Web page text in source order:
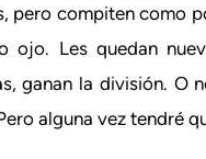
pero compiten como
ojo. Les quedan
ganan la división. O
alguna vez tendré